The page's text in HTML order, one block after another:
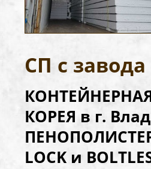
СП с
КОРЕЯ в г.
LOCK и